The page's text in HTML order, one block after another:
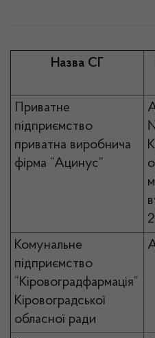
Назва СГ
Приватне
підприємство
приватна виробнича
фірма “Ацинус”
Комунальне
підприємство
“Кіровоградфармація”
Кіровоградської
обласної ради